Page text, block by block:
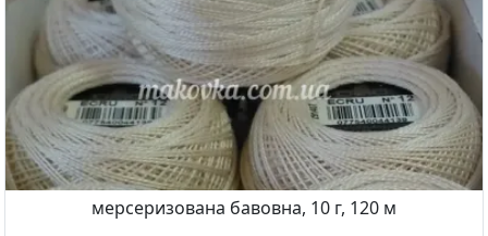
мерсеризована бавовна, 10 г, 120 м